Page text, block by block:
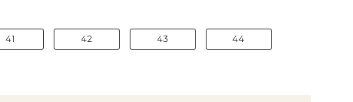
41 42 43 44